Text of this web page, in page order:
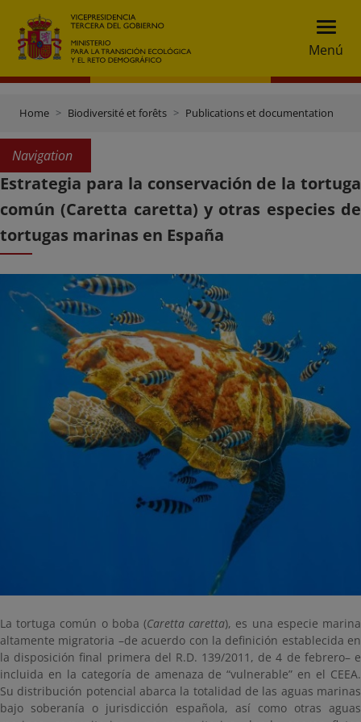
Menú
Home Biodiversité et forêts Publications et documentation
Navigation
Estrategia para la conservación de la tortuga
común (Caretta caretta) y otras especies de
tortugas marinas en España
La tortuga común o boba (Caretta caretta), es una especie marina
altamente migratoria –de acuerdo con la definición establecida en
la disposición final primera del R.D. 139/2011, de 4 de febrero– e
incluida en la categoría de amenaza de “vulnerable” en el CEEA.
Su distribución potencial abarca la totalidad de las aguas marinas
bajo soberanía o jurisdicción española, así como otras aguas